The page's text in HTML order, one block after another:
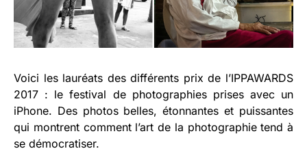
Voici les lauréats des différents prix de l’IPPAWARDS
2017 : le festival de photographies prises avec un
iPhone. Des photos belles, étonnantes et puissantes
qui montrent comment l’art de la photographie tend à
se démocratiser.